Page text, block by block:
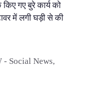
गए बुरे कार्य को
में लगी घड़ी से की
- Social News,